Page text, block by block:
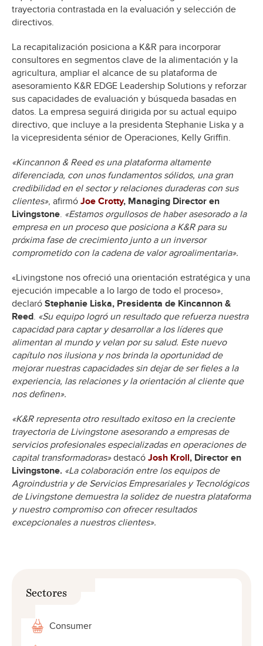
trayectoria contrastada en la evaluación y selección de
directivos.
La recapitalización posiciona a K&R para incorporar
consultores en segmentos clave de la alimentación y la
agricultura, ampliar el alcance de su plataforma de
asesoramiento K&R EDGE Leadership Solutions y reforzar
sus capacidades de evaluación y búsqueda basadas en
datos. La empresa seguirá dirigida por su actual equipo
directivo, que incluye a la presidenta Stephanie Liska y a
la vicepresidenta sénior de Operaciones, Kelly Griffin.
«Kincannon & Reed es una plataforma altamente
diferenciada, con unos fundamentos sólidos, una gran
credibilidad en el sector y relaciones duraderas con sus
clientes», afirmó Joe Crotty, Managing Director en
Livingstone. «Estamos orgullosos de haber asesorado a la
empresa en un proceso que posiciona a K&R para su
próxima fase de crecimiento junto a un inversor
comprometido con la cadena de valor agroalimentaria».
«Livingstone nos ofreció una orientación estratégica y una
ejecución impecable a lo largo de todo el proceso»,
declaró Stephanie Liska, Presidenta de Kincannon &
Reed. «Su equipo logró un resultado que refuerza nuestra
capacidad para captar y desarrollar a los líderes que
alimentan al mundo y velan por su salud. Este nuevo
capítulo nos ilusiona y nos brinda la oportunidad de
mejorar nuestras capacidades sin dejar de ser fieles a la
experiencia, las relaciones y la orientación al cliente que
nos definen».
«K&R representa otro resultado exitoso en la creciente
trayectoria de Livingstone asesorando a empresas de
servicios profesionales especializadas en operaciones de
capital transformadoras»destacó Josh Kroll, Director en
Livingstone. «La colaboración entre los equipos de
Agroindustria y de Servicios Empresariales y Tecnológicos
de Livingstone demuestra la solidez de nuestra plataforma
y nuestro compromiso con ofrecer resultados
excepcionales a nuestros clientes».
Sectores
Consumer